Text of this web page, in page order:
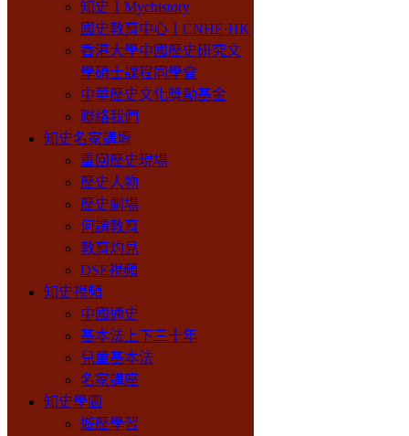
知史丨Mychistory
國史教育中心丨CNHE·HK
香港大學中國歷史研究文
學碩士課程同學會
中華歷史文化獎勵基金
聯絡我們
知史名家講壇
重回歷史現場
歷史人物
歷史劇場
何謂教育
教育灼見
DSE視頻
知史視頻
中國通史
基本法上下三十年
兒童基本法
名家講座
知史學園
遊歷學習